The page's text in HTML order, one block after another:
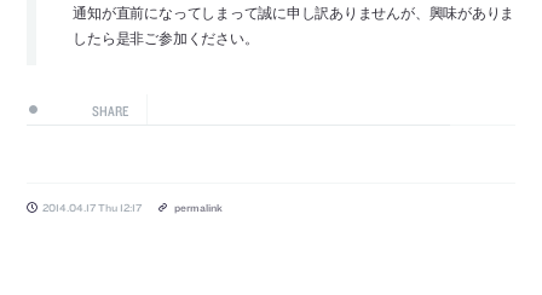
通知が直前になってしまって誠に申し訳ありませんが、興味がありま
したら是非ご参加ください。
SHARE
2014.04.17 Thu 12:17 permalink